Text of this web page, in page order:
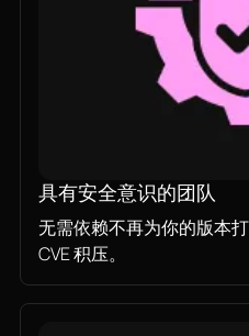
具有安全意识的团队
无需依赖不再为你的版本
CVE 积压。